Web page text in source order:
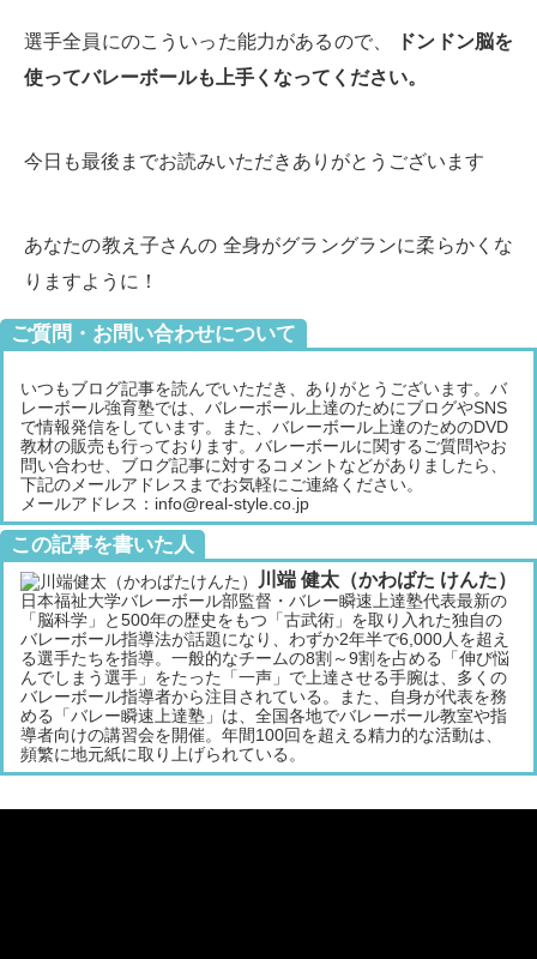
選手全員にのこういった能力があるので、
ドンドン脳を
使ってバレーボールも上手くなってください。
今日も最後までお読みいただきありがとうございます
あなたの教え子さんの 全身がグラングランに柔らかくな
りますように！
ご質問・お問い合わせについて
いつもブログ記事を読んでいただき、ありがとうございます。バ
レーボール強育塾では、バレーボール上達のためにブログやSNS
で情報発信をしています。また、バレーボール上達のためのDVD
教材の販売も行っております。バレーボールに関するご質問やお
問い合わせ、ブログ記事に対するコメントなどがありましたら、
下記のメールアドレスまでお気軽にご連絡ください。
メールアドレス：info@real-style.co.jp
この記事を書いた人
川端 健太（かわばた けんた）
日本福祉大学バレーボール部監督・バレー瞬速上達塾代表最新の
「脳科学」と500年の歴史をもつ「古武術」を取り入れた独自の
バレーボール指導法が話題になり、わずか2年半で6,000人を超え
る選手たちを指導。一般的なチームの8割～9割を占める「伸び悩
んでしまう選手」をたった「一声」で上達させる手腕は、多くの
バレーボール指導者から注目されている。また、自身が代表を務
める「バレー瞬速上達塾」は、全国各地でバレーボール教室や指
導者向けの講習会を開催。年間100回を超える精力的な活動は、
頻繁に地元紙に取り上げられている。